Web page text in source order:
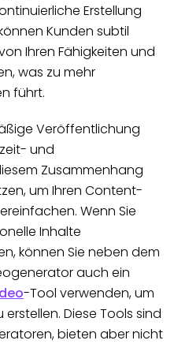
Erstellung
Kunden subtil
Ihren Fähigkeiten und
was zu mehr
führt.
Veröffentlichung
und
Zusammenhang
um Ihren Content-
Wenn Sie
Inhalte
können Sie neben dem
auch ein
-Tool verwenden, um
Diese Tools sind
bieten aber nicht